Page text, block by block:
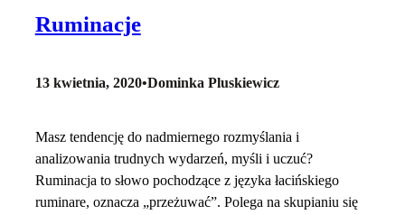
Ruminacje
13 kwietnia, 2020•Dominka Pluskiewicz
Masz tendencję do nadmiernego rozmyślania i
analizowania trudnych wydarzeń, myśli i uczuć?
Ruminacja to słowo pochodzące z języka łacińskiego
ruminare, oznacza „przeżuwać”. Polega na skupianiu się